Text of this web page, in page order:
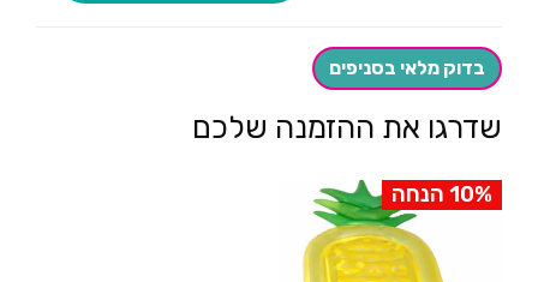
דונאטס-חום
בדוק מלאי בסניפים
שדרגו את ההזמנה שלכם
10% הנחה